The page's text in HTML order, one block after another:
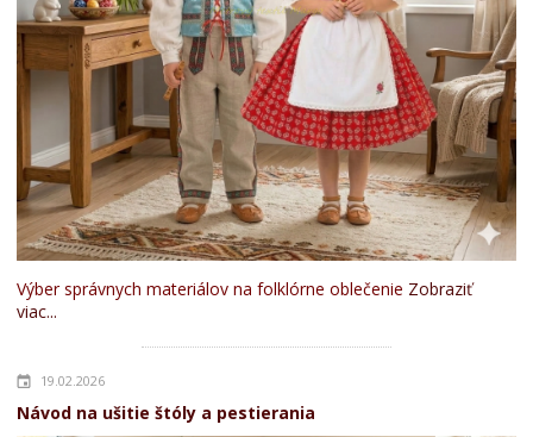
Výber správnych materiálov na folklórne oblečenie Zobraziť
viac...
19.02.2026
Návod na ušitie štóly a pestierania